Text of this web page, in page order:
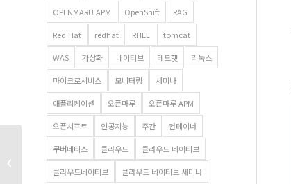
OPENMARU APM OpenShift RAG
Red Hat redhat RHEL tomcat
WAS 가상화 네이티브 레드햇 리눅스
마이크로서비스 모니터링 세미나
애플리케이션 오픈마루 오픈마루 APM
오픈시프트 인공지능 주간 컨테이너
쿠버네티스 클라우드 클라우드 네이티브
클라우드네이티브 클라우드 네이티브 세미나
공공기관의 성공적인
클라우드 네이티브 전환
파트너 : �...